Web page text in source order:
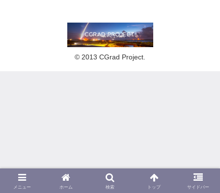
© 2013 CGrad Project.
メニュー ホーム 検索 トップ サイドバー